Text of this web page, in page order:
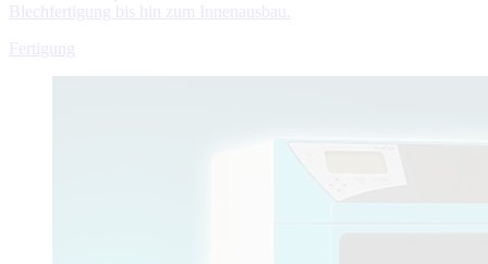
Blechfertigung bis hin zum Innenausbau.
Fertigung